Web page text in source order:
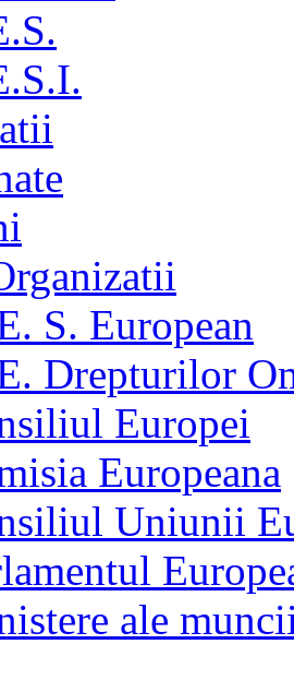
S. European
Drepturilor
Europei
Europeana
Uniunii
ale